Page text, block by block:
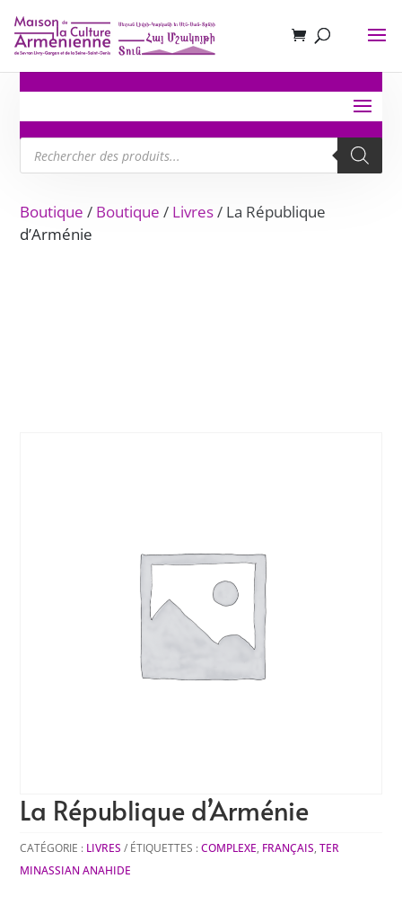
Recherche
de
produits
Boutique / Boutique / Livres/ La République
d’Arménie
La République d’Arménie
CATÉGORIE : LIVRES ÉTIQUETTES :COMPLEXE, FRANÇAIS,TER
MINASSIAN ANAHIDE